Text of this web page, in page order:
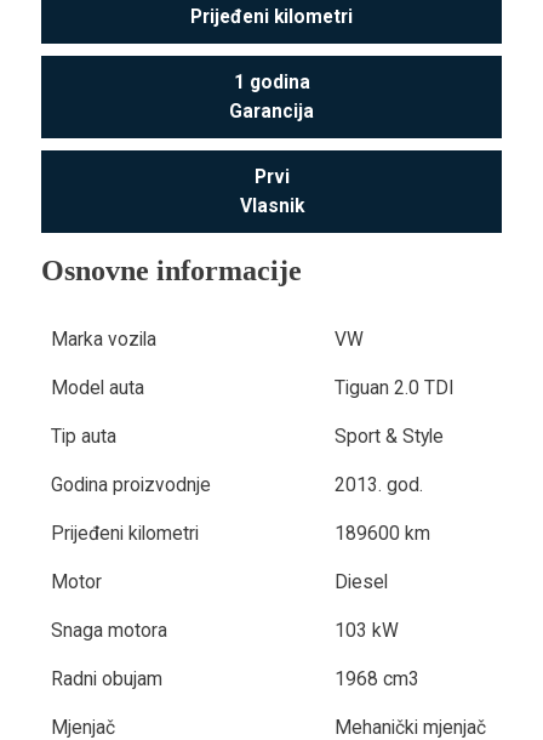
Prijeđeni kilometri
1 godina
Garancija
Prvi
Vlasnik
Osnovne informacije
Marka vozila VW
Model auta Tiguan 2.0 TDI
Tip auta Sport & Style
Godina proizvodnje 2013. god.
Prijeđeni kilometri 189600 km
Motor Diesel
Snaga motora 103 kW
Radni obujam 1968 cm3
Mjenjač Mehanički mjenjač